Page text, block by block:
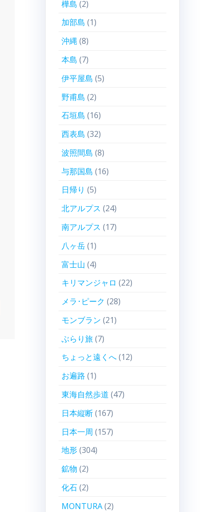
樺島 (2)
加部島 (1)
沖縄(8)
本島 (7)
伊平屋島 (5)
野甫島 (2)
石垣島 (16)
西表島 (32)
波照間島 (8)
与那国島 (16)
日帰り (5)
北アルプス (24)
南アルプス (17)
八ヶ岳(1)
富士山 (4)
キリマンジャロ (22)
メラ･ピーク (28)
モンブラン (21)
ぶらり旅 (7)
ちょっと遠くへ(12)
お遍路 (1)
東海自然歩道 (47)
日本縦断(167)
日本一周 (157)
地形(304)
鉱物 (2)
化石(2)
MONTURA(2)